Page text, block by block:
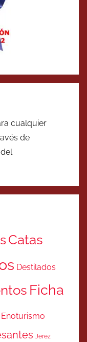
cualquier
de
Catas
Destilados
Ficha
Jerez